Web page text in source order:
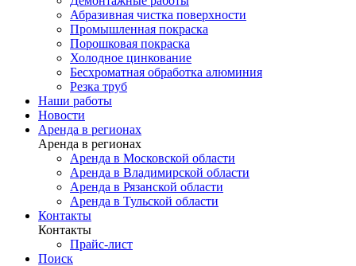
Абразивная чистка поверхности
Промышленная покраска
Порошковая покраска
Холодное цинкование
Бесхроматная обработка алюминия
Резка труб
Наши работы
Новости
Аренда в регионах
Аренда в регионах
Аренда в Московской области
Аренда в Владимирской области
Аренда в Рязанской области
Аренда в Тульской области
Контакты
Контакты
Прайс-лист
Поиск